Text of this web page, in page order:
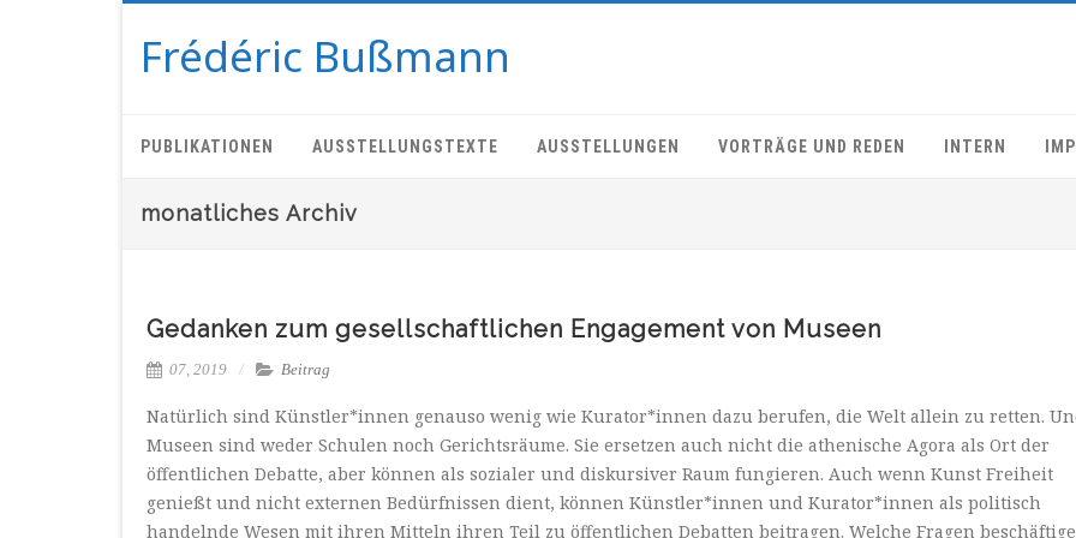
Frédéric Bußmann
PUBLIKATIONEN AUSSTELLUNGSTEXTE AUSSTELLUNGEN VORTRÄGE UND REDEN INTERN
monatliches Archiv
Gedanken zum gesellschaftlichen Engagement von Museen
07, 2019 Beitrag
Natürlich sind Künstler*innen genauso wenig wie Kurator*innen dazu berufen, die Welt allein zu retten.
Museen sind weder Schulen noch Gerichtsräume. Sie ersetzen auch nicht die athenische Agora als Ort der
öffentlichen Debatte, aber können als sozialer und diskursiver Raum fungieren. Auch wenn Kunst Freiheit
genießt und nicht externen Bedürfnissen dient, können Künstler*innen und Kurator*innen als politisch
handelnde Wesen mit ihren Mitteln ihren Teil zu öffentlichen Debatten beitragen. Welche Fragen